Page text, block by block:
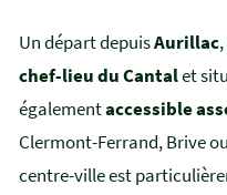
Un départ depuisAurillac
chef-lieu du Cantalet
égalementaccessible
Clermont-Ferrand, Brive
centre-ville est